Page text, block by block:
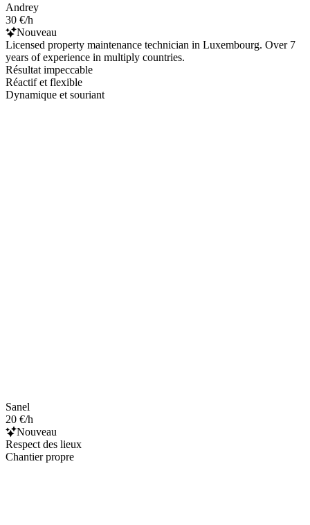
Andrey
30 €/h
Nouveau
Licensed property maintenance technician in Luxembourg. Over 7
years of experience in multiply countries.
Résultat impeccable
Réactif et flexible
Dynamique et souriant
Sanel
20 €/h
Nouveau
Respect des lieux
Chantier propre